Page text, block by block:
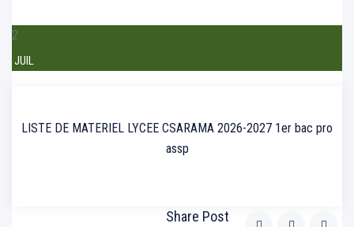
2
JUIL
LISTE DE MATERIEL LYCEE CSARAMA 2026-2027 1er bac pro
assp
Share Post